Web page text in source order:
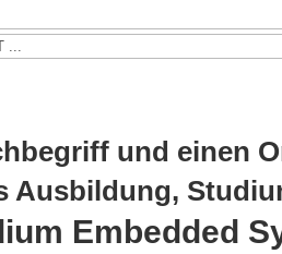
und einen
Ausbildung,
Embedded